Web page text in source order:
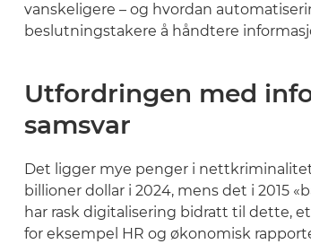
vanskeligere – og hvordan
beslutningstakere å håndtere
Utfordringen med
samsvar
Det ligger mye penger i
billioner dollar i 2024, mens det i 2015
har rask digitalisering bidratt til dette,
for eksempel HR og økonomisk